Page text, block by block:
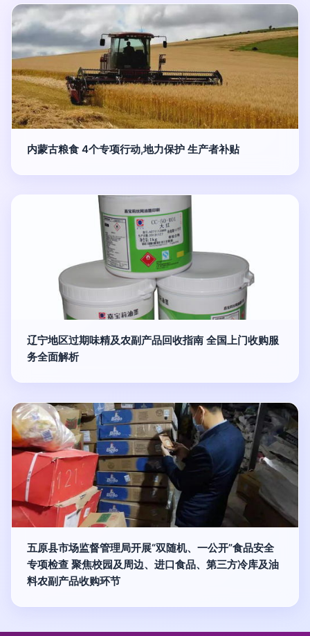
内蒙古粮食 4个专项行动,地力保护 生产者补贴
辽宁地区过期味精及农副产品回收指南 全国上门收购服
务全面解析
五原县市场监督管理局开展“双随机、一公开”食品安全
专项检查 聚焦校园及周边、进口食品、第三方冷库及油
料农副产品收购环节